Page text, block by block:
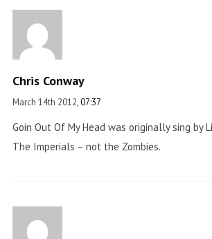
Chris Conway
March 14th 2012,07:37
Goin Out Of My Head was originally sing by
The Imperials – not the Zombies.